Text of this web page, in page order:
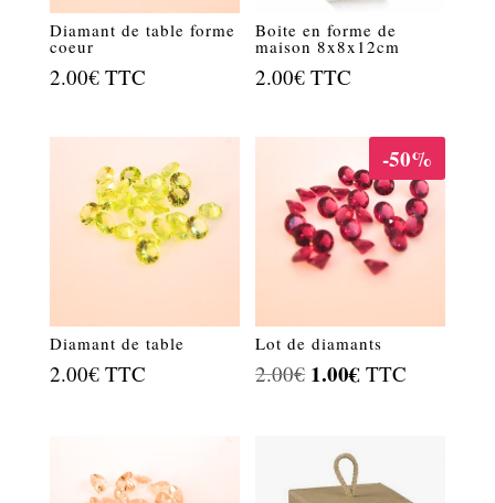
Diamant de table forme
coeur
2.00€ TTC
Boite en forme de
maison 8x8x12cm
2.00€ TTC
Diamant de table
2.00€ TTC
-50%
Lot de diamants
2.00€ Le
était :
2.00€.
1.00€ Le
1.00€.
TTC